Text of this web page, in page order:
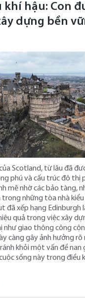
khí hậu: Con
dựng bền
Scotland, từ lâu đã
phú và cấu trúc đô thị
mẽ nhờ các bảo tàng,
trong những tòa nhà
đã xếp hạng
quả trong việc xây
giao thông công
càng gây ảnh hưởng
khỏi một vấn đề nan
sống này trong điều